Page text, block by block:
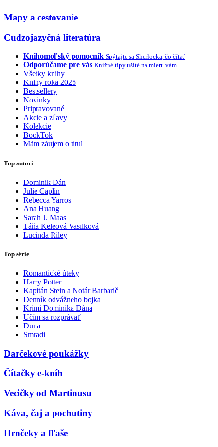
Mapy a cestovanie
Cudzojazyčná literatúra
Knihomoľský pomocník Spýtajte sa Sherlocka, čo čítať
Odporúčame pre vás Knižné tipy ušité na mieru vám
Všetky knihy
Knihy roka 2025
Bestsellery
Novinky
Pripravované
Akcie a zľavy
Kolekcie
BookTok
Mám záujem o titul
Top autori
Dominik Dán
Julie Caplin
Rebecca Yarros
Ana Huang
Sarah J. Maas
Táňa Keleová Vasilková
Lucinda Riley
Top série
Romantické úteky
Harry Potter
Kapitán Stein a Notár Barbarič
Denník odvážneho bojka
Krimi Dominika Dána
Učím sa rozprávať
Duna
Smradi
Darčekové poukážky
Čítačky e-kníh
Vecičky od Martinusu
Káva, čaj a pochutiny
Hrnčeky a fľaše